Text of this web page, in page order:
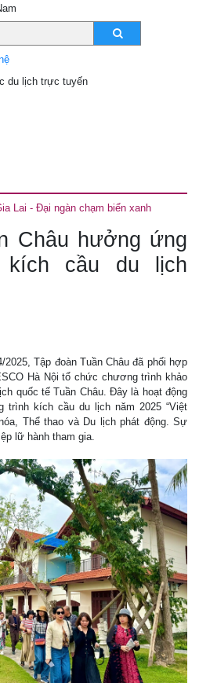
Lai - Đại ngàn chạm biển xanh
Châu hưởng ứng
kích cầu du lịch
2025, Tập đoàn Tuần Châu đã phối hợp
Hà Nội tổ chức chương trình khảo
quốc tế Tuần Châu. Đây là hoạt động
kích cầu du lịch năm 2025 “Việt
Thể thao và Du lịch phát động. Sự
lữ hành tham gia.